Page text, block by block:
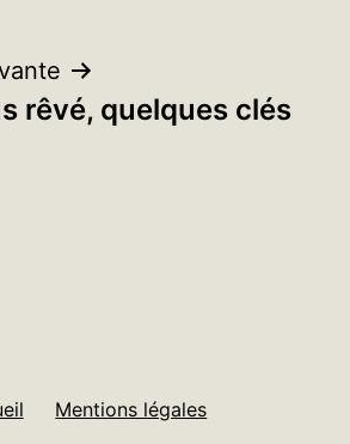
rêvé, quelques clés
Mentions légales